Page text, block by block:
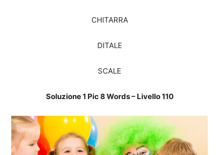
CHITARRA
DITALE
SCALE
Soluzione 1 Pic 8 Words – Livello 110